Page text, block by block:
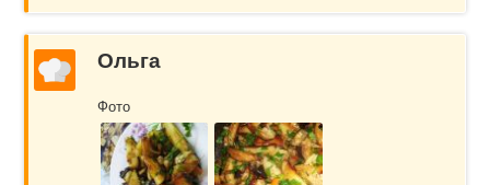
Ольга
Фото